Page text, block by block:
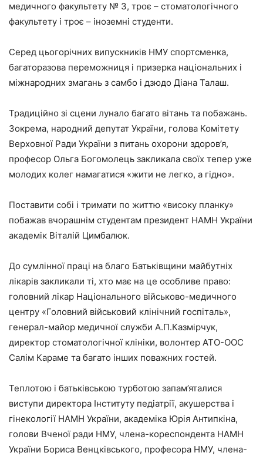
медичного факультету № 3, троє – стоматологічного
факультету і троє – іноземні студенти.
Серед цьогорічних випускників НМУ спортсменка,
багаторазова переможниця і призерка національних і
міжнародних змагань з самбо і дзюдо Діана Талаш.
Традиційно зі сцени лунало багато вітань та побажань.
Зокрема, народний депутат України, голова Комітету
Верховної Ради України з питань охорони здоров’я,
професор Ольга Богомолець закликала своїх тепер уже
молодих колег намагатися «жити не легко, а гідно».
Поставити собі і тримати по життю «високу планку»
побажав вчорашнім студентам президент НАМН України
академік Віталій Цимбалюк.
До сумлінної праці на благо Батьківщини майбутніх
лікарів закликали ті, хто має на це особливе право:
головний лікар Національного військово-медичного
центру «Головний військовий клінічний госпіталь»,
генерал-майор медичної служби А.П.Казмірчук,
директор стоматологічної клініки, волонтер АТО-ООС
Салім Караме та багато інших поважних гостей.
Теплотою і батьківською турботою запам’яталися
виступи директора Інституту педіатрії, акушерства і
гінекології НАМН України, академіка Юрія Антипкіна,
голови Вченої ради НМУ, члена-кореспондента НАМН
України Бориса Венцківського, професора НМУ, члена-